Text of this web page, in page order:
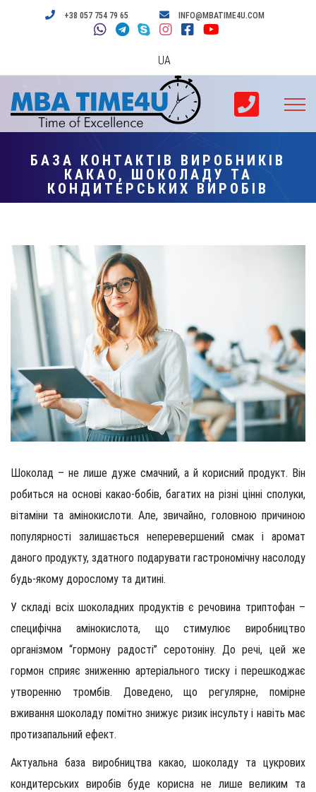
+38 057 754 79 65 INFO@MBATIME4U.COM
UA
БАЗА КОНТАКТІВ ВИРОБНИКІВ
КАКАО, ШОКОЛАДУ ТА
КОНДИТЕРСЬКИХ ВИРОБІВ
Шоколад – не лише дуже смачний, а й корисний продукт. Він
робиться на основі какао-бобів, багатих на різні цінні сполуки,
вітаміни та амінокислоти. Але, звичайно, головною причиною
популярності залишається неперевершений смак і аромат
даного продукту, здатного подарувати гастрономічну насолоду
будь-якому дорослому та дитині.
У складі всіх шоколадних продуктів є речовина триптофан –
специфічна амінокислота, що стимулює виробництво
організмом “гормону радості” серотоніну. До речі, цей же
гормон сприяє зниженню артеріального тиску і перешкоджає
утворенню тромбів. Доведено, що регулярне, помірне
вживання шоколаду помітно знижує ризик інсульту і навіть має
протизапальний ефект.
Актуальна база виробництва какао, шоколаду та цукрових
кондитерських виробів буде корисна не лише великим та